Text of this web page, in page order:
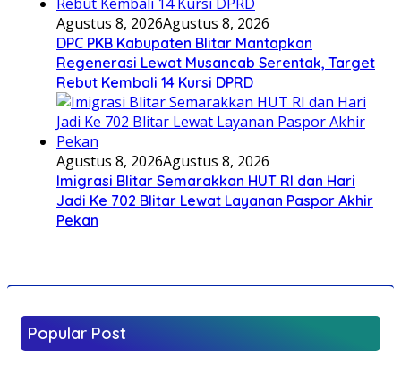
Agustus 8, 2026Agustus 8, 2026
DPC PKB Kabupaten Blitar Mantapkan
Regenerasi Lewat Musancab Serentak, Target
Rebut Kembali 14 Kursi DPRD
Agustus 8, 2026Agustus 8, 2026
Imigrasi Blitar Semarakkan HUT RI dan Hari
Jadi Ke 702 Blitar Lewat Layanan Paspor Akhir
Pekan
Popular Post